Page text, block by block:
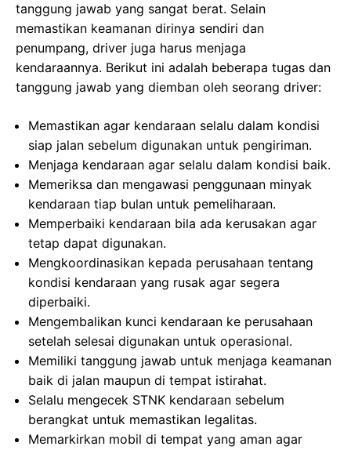
tanggung jawab yang sangat berat. Selain
memastikan keamanan dirinya sendiri dan
penumpang, driver juga harus menjaga
kendaraannya. Berikut ini adalah beberapa tugas dan
tanggung jawab yang diemban oleh seorang driver:
Memastikan agar kendaraan selalu dalam kondisi
siap jalan sebelum digunakan untuk pengiriman.
Menjaga kendaraan agar selalu dalam kondisi baik.
Memeriksa dan mengawasi penggunaan minyak
kendaraan tiap bulan untuk pemeliharaan.
Memperbaiki kendaraan bila ada kerusakan agar
tetap dapat digunakan.
Mengkoordinasikan kepada perusahaan tentang
kondisi kendaraan yang rusak agar segera
diperbaiki.
Mengembalikan kunci kendaraan ke perusahaan
setelah selesai digunakan untuk operasional.
Memiliki tanggung jawab untuk menjaga keamanan
baik di jalan maupun di tempat istirahat.
Selalu mengecek STNK kendaraan sebelum
berangkat untuk memastikan legalitas.
Memarkirkan mobil di tempat yang aman agar